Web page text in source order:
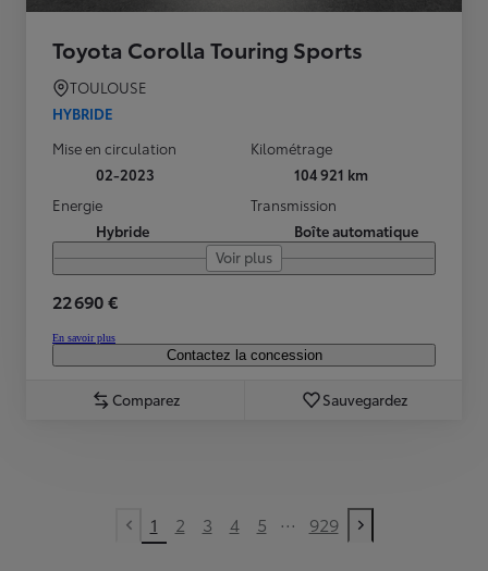
Toyota Corolla Touring Sports
TOULOUSE
HYBRIDE
Mise en circulation
02-2023
Kilométrage
104 921 km
Energie
Hybride
Transmission
Boîte automatique
Voir plus
22 690 €
En savoir plus
Contactez la concession
Comparez Sauvegardez
Previous page
1 2 3 4 5 ... 929
Next page